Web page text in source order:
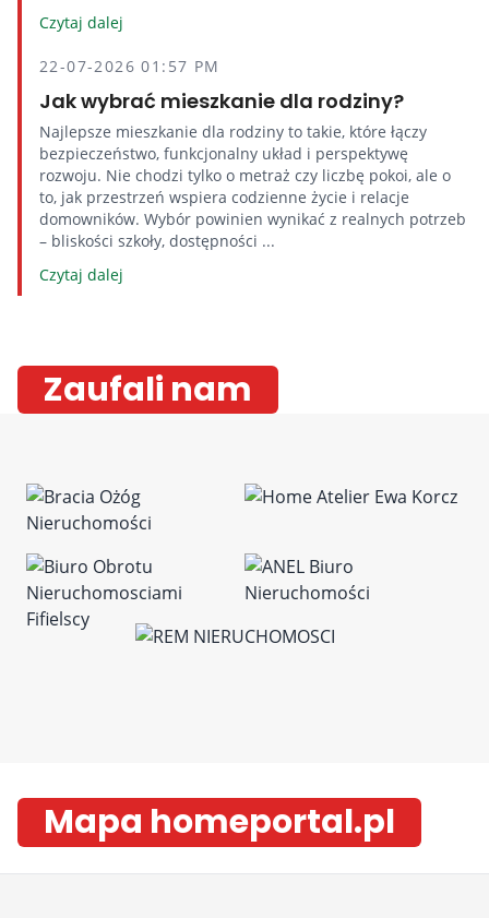
Czytaj dalej
22-07-2026 01:57 PM
Jak wybrać mieszkanie dla rodziny?
Najlepsze mieszkanie dla rodziny to takie, które łączy
bezpieczeństwo, funkcjonalny układ i perspektywę
rozwoju. Nie chodzi tylko o metraż czy liczbę pokoi, ale o
to, jak przestrzeń wspiera codzienne życie i relacje
domowników. Wybór powinien wynikać z realnych potrzeb
– bliskości szkoły, dostępności ...
Czytaj dalej
Zaufali nam
Mapa homeportal.pl